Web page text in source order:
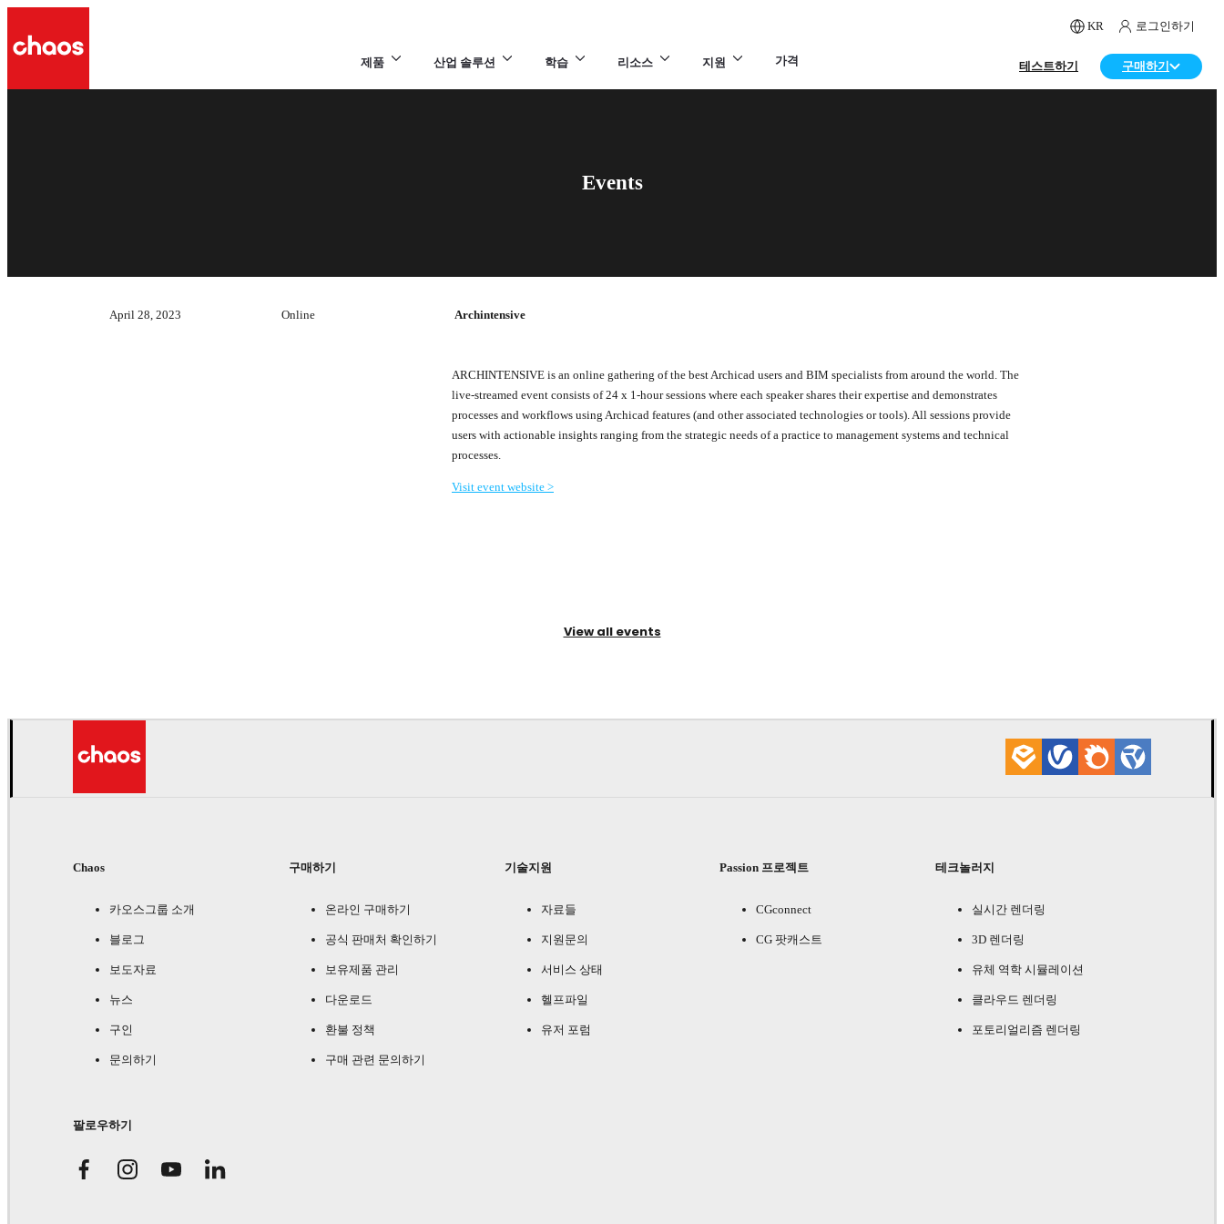
KR 로그인하기
제품 산업 솔루션 학습 리소스 지원 가격 테스트하기 구매하기
Events
April 28, 2023 Online Archintensive
ARCHINTENSIVE is an online gathering of the best Archicad users and BIM specialists from around the world. The
live-streamed event consists of 24 x 1-hour sessions where each speaker shares their expertise and demonstrates
processes and workflows using Archicad features (and other associated technologies or tools). All sessions provide
users with actionable insights ranging from the strategic needs of a practice to management systems and technical
processes.
Visit event website >
View all events
Chaos
카오스그룹 소개
블로그
보도자료
뉴스
구인
문의하기
구매하기
온라인 구매하기
공식 판매처 확인하기
보유제품 관리
다운로드
환불 정책
구매 관련 문의하기
기술지원
자료들
지원문의
서비스 상태
헬프파일
유저 포럼
Passion 프로젝트
CGconnect
CG 팟캐스트
테크놀러지
실시간 렌더링
3D 렌더링
유체 역학 시뮬레이션
클라우드 렌더링
포토리얼리즘 렌더링
팔로우하기